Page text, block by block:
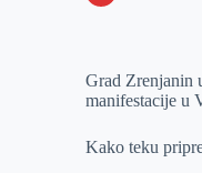
e
I
s
p
a
l
Grad Zrenjanin
manifestacije u
Kako teku